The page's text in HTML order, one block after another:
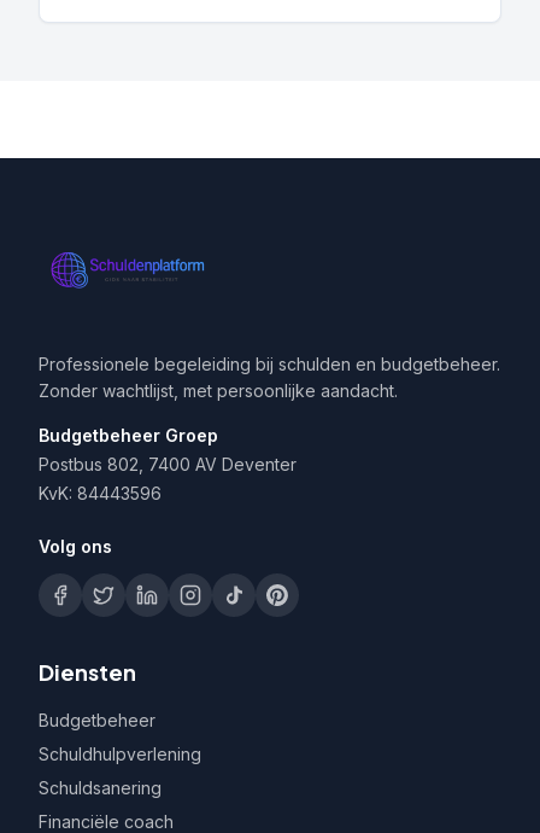
Professionele begeleiding bij schulden en budgetbeheer.
Zonder wachtlijst, met persoonlijke aandacht.
Budgetbeheer Groep
Postbus 802, 7400 AV Deventer
KvK: 84443596
Volg ons
Diensten
Budgetbeheer
Schuldhulpverlening
Schuldsanering
Financiële coach